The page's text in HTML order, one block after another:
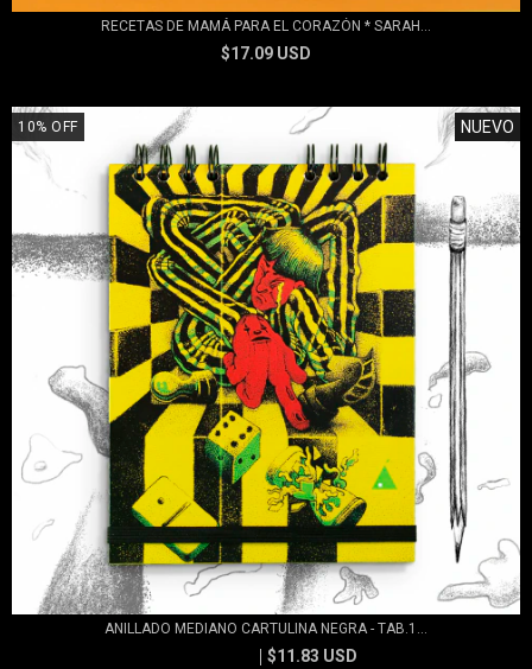
RECETAS DE MAMÁ PARA EL CORAZÓN * SARAH...
$17.09 USD
10% OFF NUEVO
ANILLADO MEDIANO CARTULINA NEGRA - TAB.1...
$11.83 USD